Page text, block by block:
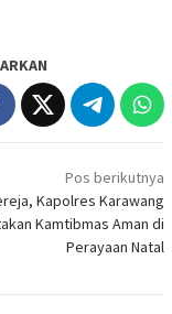
Pos berikutnya
Kapolres Karawang
Kamtibmas Aman di
Perayaan Natal